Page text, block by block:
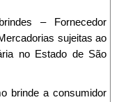
– Fornecedor
sujeitas ao
no Estado de São
brinde a consumidor